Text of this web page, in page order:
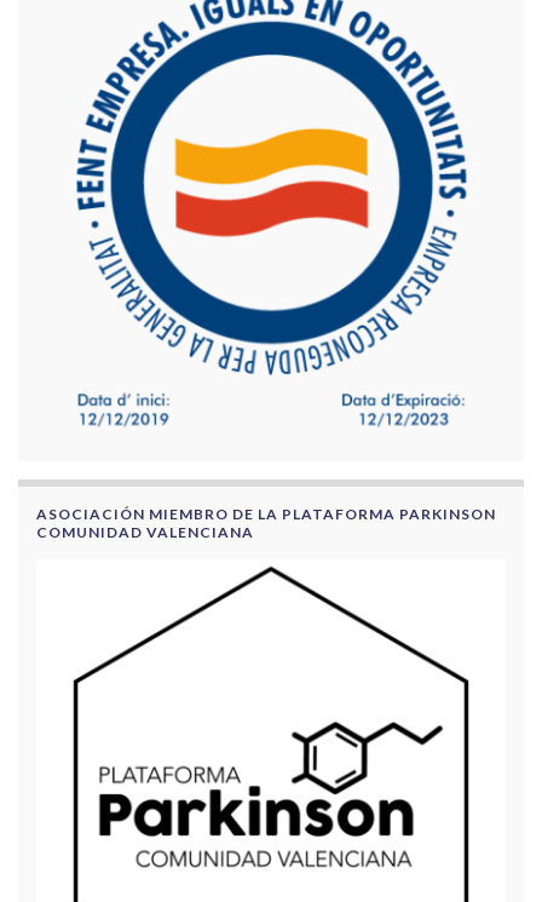
ASOCIACIÓN MIEMBRO DE LA PLATAFORMA PARKINSON
COMUNIDAD VALENCIANA